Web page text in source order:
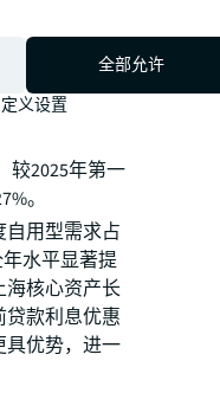
加速向核心
季度数宗地标
较2025年第一
。
用型需求占
水平显著提
海核心资产长
款利息优惠
具优势，进一
全部允许
义设置